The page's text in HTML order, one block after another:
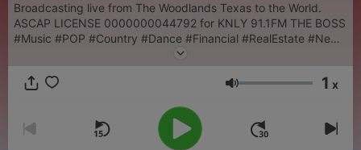
Broadcasting live from The Woodlands Texas to the World.
ASCAP LICENSE 0000000044792 for KNLY 91.1FM THE BOSS
#Music #POP #Country #Dance #Financial #RealEstate #News
#Sports #Entertaintment #RadioFm #Multimedia
Volumen 1 x